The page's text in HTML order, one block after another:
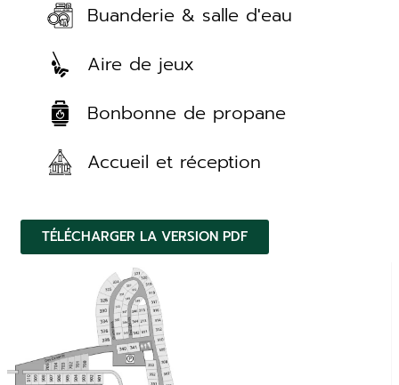
Buanderie & salle d'eau
Aire de jeux
Bonbonne de propane
Accueil et réception
TÉLÉCHARGER LA VERSION PDF